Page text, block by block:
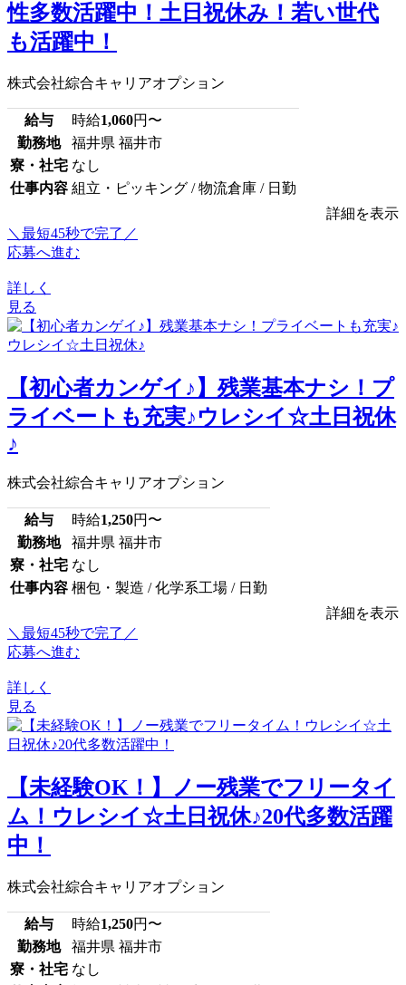
性多数活躍中！土日祝休み！若い世代
も活躍中！
株式会社綜合キャリアオプション
給与 時給1,060円〜
勤務地
福井県 福井市
寮・社宅 なし
仕事内容 組立・ピッキング / 物流倉庫 / 日勤
詳細を表示
＼最短45秒で完了／
応募へ進む
詳しく
見る
【初心者カンゲイ♪】残業基本ナシ！プ
ライベートも充実♪ウレシイ☆土日祝休
♪
株式会社綜合キャリアオプション
給与 時給1,250円〜
勤務地
福井県 福井市
寮・社宅 なし
仕事内容 梱包・製造 / 化学系工場 / 日勤
詳細を表示
＼最短45秒で完了／
応募へ進む
詳しく
見る
【未経験OK！】ノー残業でフリータイ
ム！ウレシイ☆土日祝休♪20代多数活躍
中！
株式会社綜合キャリアオプション
給与 時給1,250円〜
勤務地
福井県 福井市
寮・社宅 なし